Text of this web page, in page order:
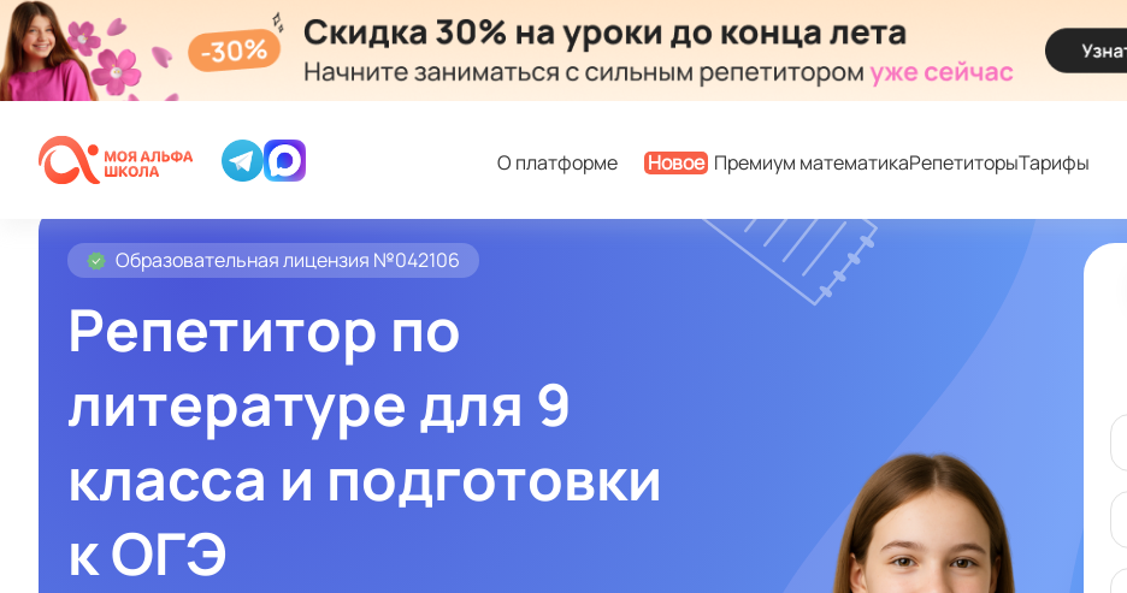
О платформе Новое Премиум математикаРепетиторыТарифы
Образовательная лицензия №042106
Репетитор по
литературе для 9
класса и подготовки
к ОГЭ